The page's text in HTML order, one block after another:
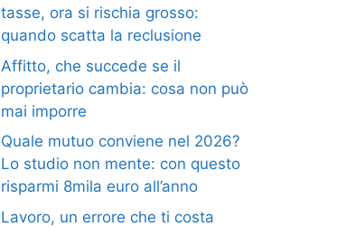
tasse, ora si rischia grosso:
quando scatta la reclusione
Affitto, che succede se il
proprietario cambia: cosa non può
mai imporre
Quale mutuo conviene nel 2026?
Lo studio non mente: con questo
risparmi 8mila euro all’anno
Lavoro, un errore che ti costa